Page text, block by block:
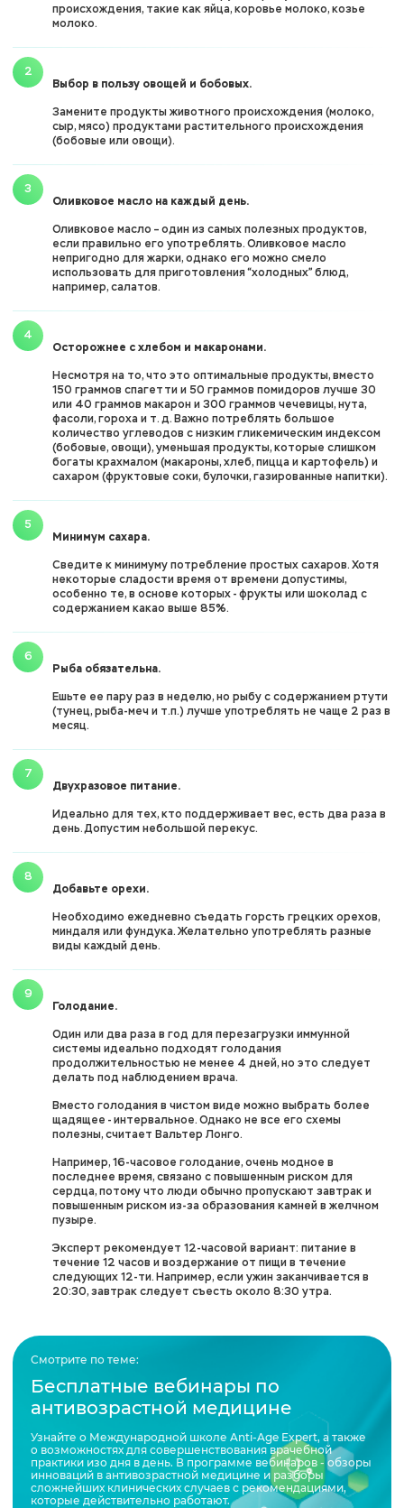
происхождения, такие как яйца, коровье молоко, козье
молоко.
Выбор в пользу овощей и бобовых.
Замените продукты животного происхождения (молоко,
сыр, мясо) продуктами растительного происхождения
(бобовые или овощи).
Оливковое масло на каждый день.
Оливковое масло – один из самых полезных продуктов,
если правильно его употреблять. Оливковое масло
непригодно для жарки, однако его можно смело
использовать для приготовления “холодных” блюд,
например, салатов.
Осторожнее с хлебом и макаронами.
Несмотря на то, что это оптимальные продукты, вместо
150 граммов спагетти и 50 граммов помидоров лучше 30
или 40 граммов макарон и 300 граммов чечевицы, нута,
фасоли, гороха и т. д. Важно потреблять большое
количество углеводов с низким гликемическим индексом
(бобовые, овощи), уменьшая продукты, которые слишком
богаты крахмалом (макароны, хлеб, пицца и картофель) и
сахаром (фруктовые соки, булочки, газированные напитки).
Минимум сахара.
Сведите к минимуму потребление простых сахаров. Хотя
некоторые сладости время от времени допустимы,
особенно те, в основе которых - фрукты или шоколад с
содержанием какао выше 85%.
Рыба обязательна.
Ешьте ее пару раз в неделю, но рыбу с содержанием ртути
(тунец, рыба-меч и т.п.) лучше употреблять не чаще 2 раз в
месяц.
Двухразовое питание.
Идеально для тех, кто поддерживает вес, есть два раза в
день. Допустим небольшой перекус.
Добавьте орехи.
Необходимо ежедневно съедать горсть грецких орехов,
миндаля или фундука. Желательно употреблять разные
виды каждый день.
Голодание.
Один или два раза в год для перезагрузки иммунной
системы идеально подходят голодания
продолжительностью не менее 4 дней, но это следует
делать под наблюдением врача.
Вместо голодания в чистом виде можно выбрать более
щадящее - интервальное. Однако не все его схемы
полезны, считает Вальтер Лонго.
Например, 16-часовое голодание, очень модное в
последнее время, связано с повышенным риском для
сердца, потому что люди обычно пропускают завтрак и
повышенным риском из-за образования камней в желчном
пузыре.
Эксперт рекомендует 12-часовой вариант: питание в
течение 12 часов и воздержание от пищи в течение
следующих 12-ти. Например, если ужин заканчивается в
20:30, завтрак следует съесть около 8:30 утра.
Смотрите по теме:
Бесплатные вебинары по
антивозрастной медицине
Узнайте о Международной школе Anti-Age Expert, а также
о возможностях для совершенствования врачебной
практики изо дня в день. В программе вебинаров - обзоры
инноваций в антивозрастной медицине и разборы
сложнейших клинических случаев с рекомендациями,
которые действительно работают.